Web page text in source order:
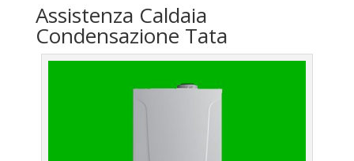
Assistenza Caldaia
Condensazione Tata